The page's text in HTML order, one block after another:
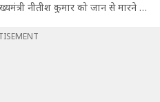
नीतीश कुमार को जान से मारने की धमकी, रखा 25 लाख रुपये का इनाम